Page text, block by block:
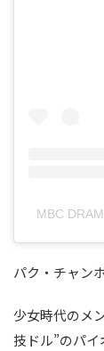
MBC
パク・チャン
少女時代のメ
技ドル”のパイ